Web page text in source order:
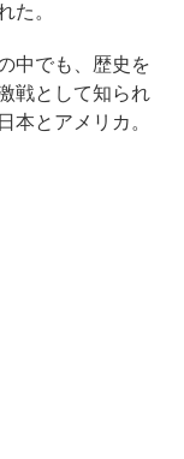
た。
中でも、歴史を
戦として知られ
本とアメリカ。